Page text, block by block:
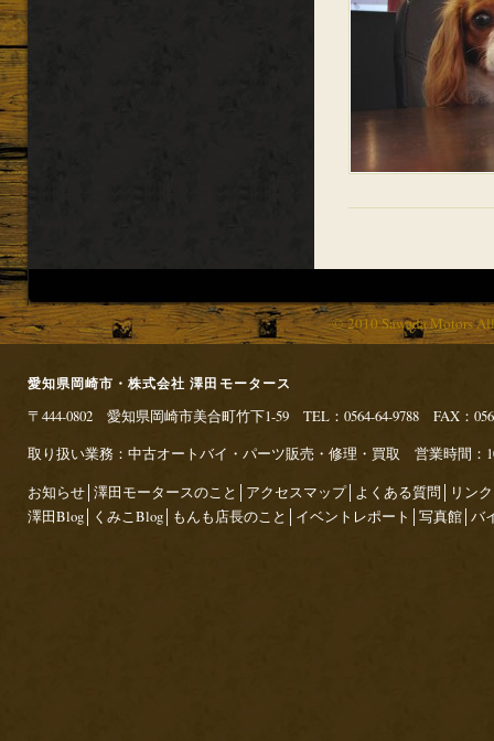
© 2010 Sawada Motors
愛知県岡崎市・株式会社 澤田モータース
〒444-0802 愛知県岡崎市美合町竹下1-59 TEL：0564-64-9788 FAX：
取り扱い業務：中古オートバイ・パーツ販売・修理・買取 営業時間：
お知らせ 澤田モータースのこと アクセスマップ│ よくある質問 リンク
澤田Blog
くみこBlog もんも店長のこと イベントレポート 写真館 バ